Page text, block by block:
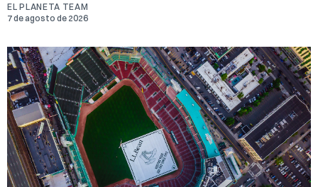
EL PLANETA TEAM
7 de agosto de 2026